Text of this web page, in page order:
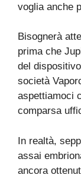
voglia anche
Bisognerà
prima che
del
società
aspettiamoci
comparsa
In realtà,
assai
ancora